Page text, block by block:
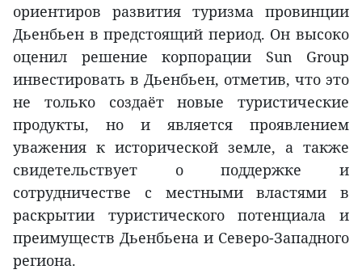
ориентиров развития туризма провинции
Дьенбьен в предстоящий период. Он высоко
оценил решение корпорации Sun Group
инвестировать в Дьенбьен, отметив, что это
не только создаёт новые туристические
продукты, но и является проявлением
уважения к исторической земле, а также
свидетельствует о поддержке и
сотрудничестве с местными властями в
раскрытии туристического потенциала и
преимуществ Дьенбьена и Северо-Западного
региона.